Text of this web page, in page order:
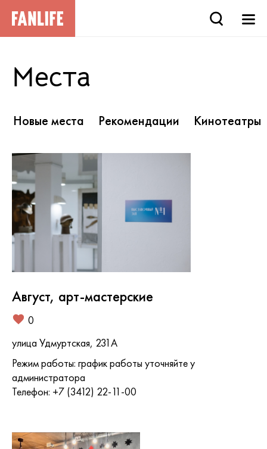
Места
Новые места Рекомендации Кинотеатры
Август, арт-мастерские
0
улица Удмуртская, 231А
Режим работы: график работы уточняйте у
администратора
Телефон: +7 (3412) 22-11-00